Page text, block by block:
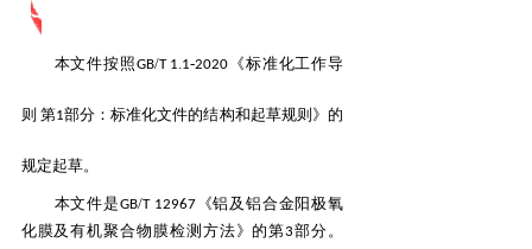
本文件按照GB/T 1.1-2020 《标准化工作导
则 第1部分：标准化文件的结构和起草规则》的
规定起草。
本文件是GB/T 12967《铝及铝合金阳极氧
化膜及有机聚合物膜检测方法》的第3部分。